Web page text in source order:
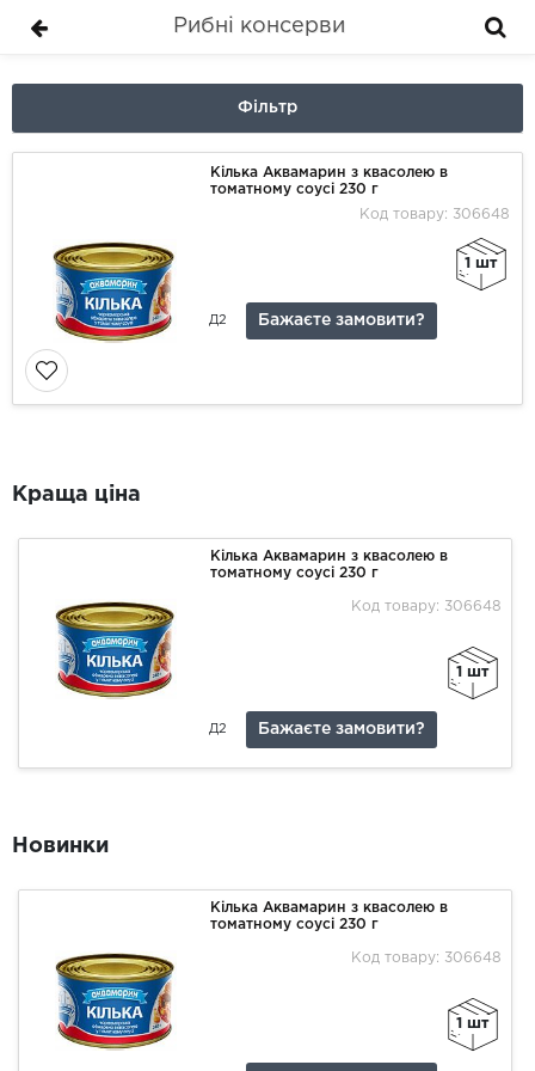
Рибні консерви
Фільтр
Кілька Аквамарин з квасолею в
томатному соусі 230 г
Код товару: 306648
1 шт
Д2 Бажаєте замовити?
Краща ціна
Кілька Аквамарин з квасолею в
томатному соусі 230 г
Код товару: 306648
1 шт
Д2 Бажаєте замовити?
Новинки
Кілька Аквамарин з квасолею в
томатному соусі 230 г
Код товару: 306648
1 шт